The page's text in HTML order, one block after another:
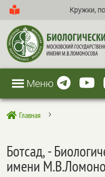
Кружки,
Меню
 Главная 5
Ботсад, -
имени